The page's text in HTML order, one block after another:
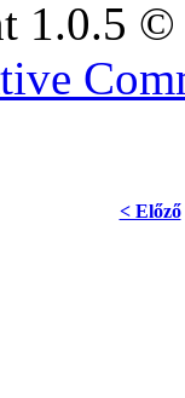
1.0.5
< Előző